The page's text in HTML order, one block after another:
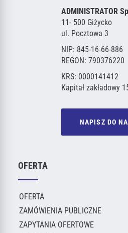
ADMINISTRATOR
11- 500 Giżycko
ul. Pocztowa 3
NIP: 845-16-66-886
REGON: 790376220
KRS: 0000141412
Kapitał zakładowy
NAPISZ DO
OFERTA
OFERTA
ZAMÓWIENIA PUBLICZNE
ZAPYTANIA OFERTOWE